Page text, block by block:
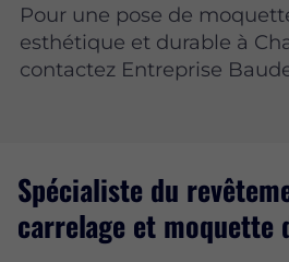
Pour une pose de
esthétique et durable à
contactez Entreprise
Spécialiste du
carrelage et moquette